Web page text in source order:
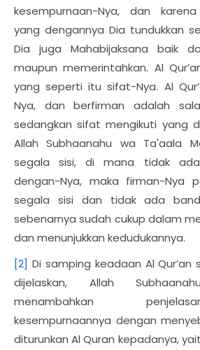
kesempurnaan-Nya, dan
yang dengannya Dia tundukkan
Dia juga Mahabijaksana baik
maupun memerintahkan. Al
yang seperti itu sifat-Nya. Al
Nya, dan berfirman adalah
sedangkan sifat mengikuti yang
Allah Subhaanahu wa Ta'aala
segala sisi, di mana tidak
dengan-Nya, maka firman-Nya
segala sisi dan tidak ada
sebenarnya sudah cukup dalam
dan menunjukkan kedudukannya.
[2] Di samping keadaan Al
dijelaskan, Allah
menambahkan
kesempurnaannya dengan
diturunkan Al Quran kepadanya,